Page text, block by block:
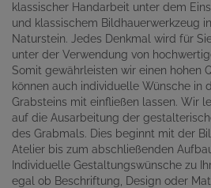
klassischer Handarbeit unter dem
und klassischem Bildhauerwerkzeug
Naturstein. Jedes Denkmal wird für
unter der Verwendung von
Somit gewährleisten wir einen hohen
können auch individuelle Wünsche in
Grabsteins mit einfließen lassen. Wir
auf die Ausarbeitung der
des Grabmals. Dies beginnt mit der
Atelier bis zum abschließenden
Individuelle Gestaltungswünsche zu
egal ob Beschriftung, Design oder